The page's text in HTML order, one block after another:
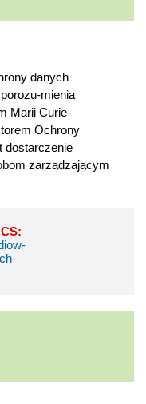
danych
mienia
Marii Curie-
Ochrony
dostarczenie
zarządzającym